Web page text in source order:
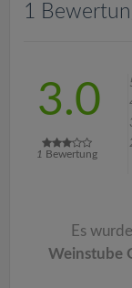
1
3.0
1 Bewertung
Es
Weinstube